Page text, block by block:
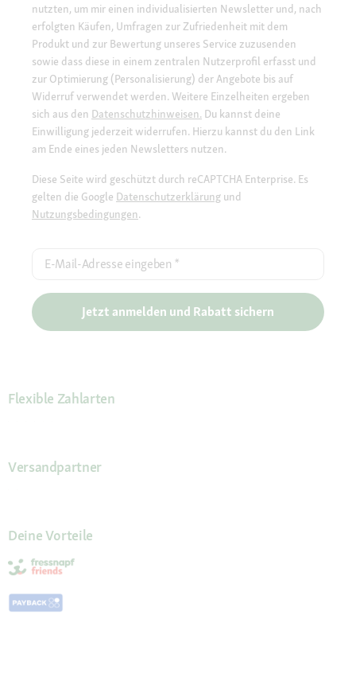
nutzten, um mir einen individualisierten Newsletter und, nach
erfolgten Käufen, Umfragen zur Zufriedenheit mit dem
Produkt und zur Bewertung unseres Service zuzusenden
sowie dass diese in einem zentralen Nutzerprofil erfasst und
zur Optimierung (Personalisierung) der Angebote bis auf
Widerruf verwendet werden. Weitere Einzelheiten ergeben
sich aus den Datenschutzhinweisen. Du kannst deine
Einwilligung jederzeit widerrufen. Hierzu kannst du den Link
am Ende eines jeden Newsletters nutzen.
Diese Seite wird geschützt durch reCAPTCHA Enterprise. Es
gelten die Google Datenschutzerklärung und
Nutzungsbedingungen.
E-Mail-Adresse eingeben *
Jetzt anmelden und Rabatt sichern
Flexible Zahlarten
Versandpartner
Deine Vorteile